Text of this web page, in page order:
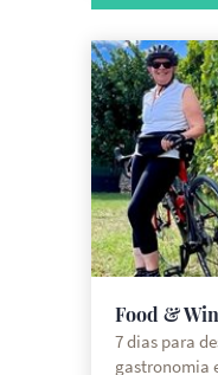
Food &
7 dias para
gastronomia